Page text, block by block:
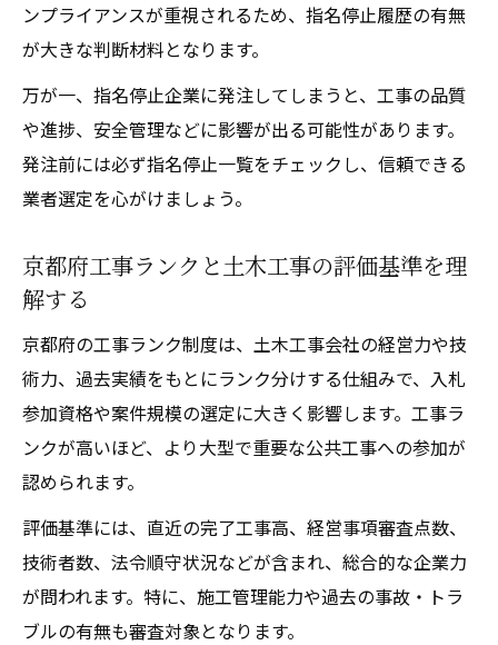
ンプライアンスが重視されるため、指名停止履歴の有無
が大きな判断材料となります。
万が一、指名停止企業に発注してしまうと、工事の品質
や進捗、安全管理などに影響が出る可能性があります。
発注前には必ず指名停止一覧をチェックし、信頼できる
業者選定を心がけましょう。
京都府工事ランクと土木工事の評価基準を理
解する
京都府の工事ランク制度は、土木工事会社の経営力や技
術力、過去実績をもとにランク分けする仕組みで、入札
参加資格や案件規模の選定に大きく影響します。工事ラ
ンクが高いほど、より大型で重要な公共工事への参加が
認められます。
評価基準には、直近の完了工事高、経営事項審査点数、
技術者数、法令順守状況などが含まれ、総合的な企業力
が問われます。特に、施工管理能力や過去の事故・トラ
ブルの有無も審査対象となります。